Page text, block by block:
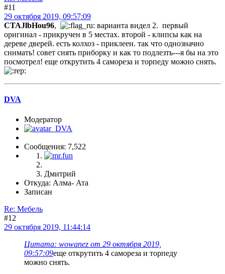
#11
29 октября 2019, 09:57:09
CTAJlbHou96,
варианта видел 2. первый
оригинал - прикручен в 5 местах. второй - клипсы как на
дереве дверей. есть колхоз - приклеен. так что однозначно
снимать! совет снять приборку и как то подлезть---я бы на это
посмотрел! еще открутить 4 самореза и торпеду можно снять.
DVA
Модератор
Сообщения: 7,522
Дмитрий
Откуда: Алма- Ата
Записан
Re: Мебель
#12
29 октября 2019, 11:44:14
Цитата: wowanez от 29 октября 2019,
09:57:09еще открутить 4 самореза и торпеду
можно снять.